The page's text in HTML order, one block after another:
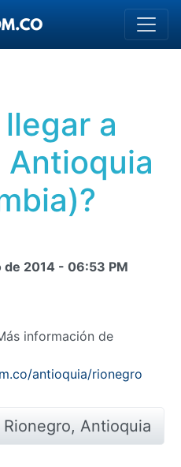
a
Antioquia
de 2014 - 06:53 PM
información de
antioquia/rionegro
Antioquia